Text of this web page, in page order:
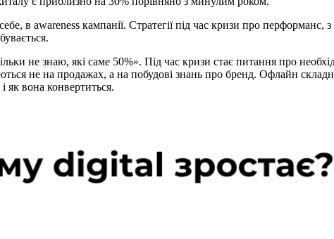
в awareness кампанії. Стратегії під час кризи про
не знаю, які саме 50%». Під час кризи стає питання про
не на продажах, а на побудові знань про бренд. Офлайн
як вона конвертиться.